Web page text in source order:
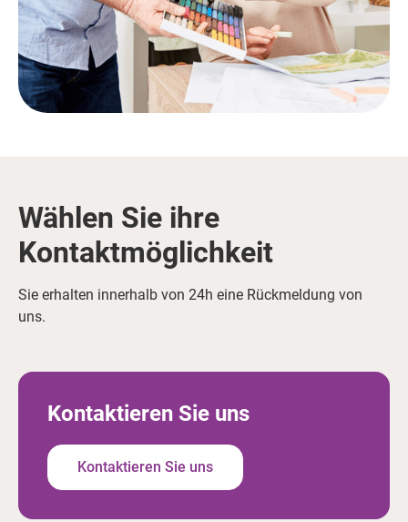
Wählen Sie ihre
Kontaktmöglichkeit
Sie erhalten innerhalb von 24h eine Rückmeldung von
uns.
Kontaktieren Sie uns
Kontaktieren Sie uns